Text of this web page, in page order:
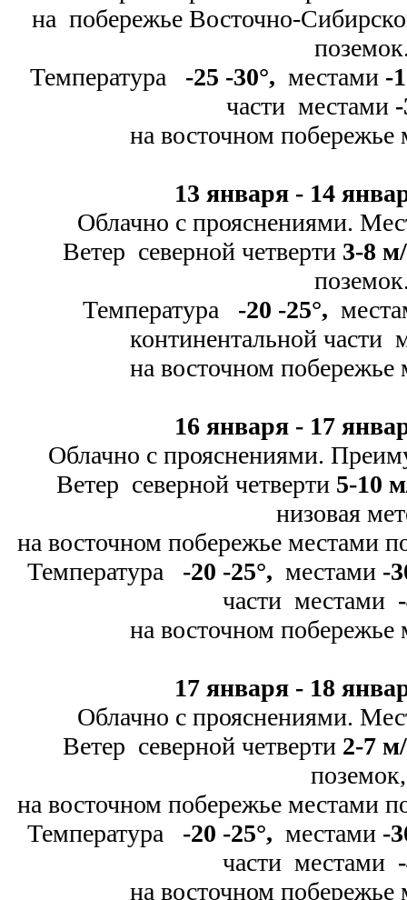
на побережье Восточно-
Температура
-25 -30°, местами -
части местами -
на восточном
13 января - 14
Облачно с прояснениями.
Ветер северной четверти 3-8
Температура
-20 -25°,
континентальной части
на восточном
16 января - 17
Облачно с прояснениями.
Ветер северной четверти 5-10
низовая
на восточном побережье местами
Температура
-20 -25°, местами -
части местами -
на восточном
17 января - 18
Облачно с прояснениями.
Ветер северной четверти 2-7
поземок,
на восточном побережье местами
Температура
-20 -25°, местами -
части местами -
на восточном